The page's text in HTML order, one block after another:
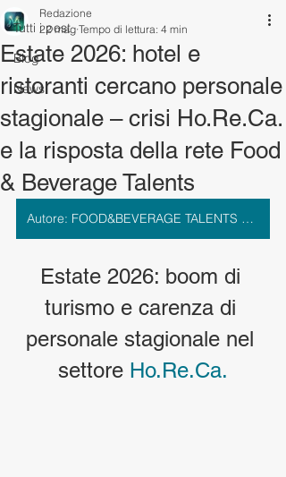
Tutti i post
Blog
News
Estate 2026: hotel e
ristoranti cercano personale
stagionale – crisi Ho.Re.Ca.
e la risposta della rete Food
& Beverage Talents
Redazione
22 mag Tempo di lettura: 4 min
Autore: FOOD&BEVERAGE TALENTS > Vai al profilo
Estate 2026: boom di
turismo e carenza di
personale stagionale nel
settore Ho.Re.Ca.